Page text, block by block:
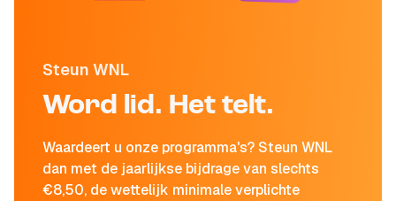
Steun WNL
Word lid. Het telt.
Waardeert u onze programma's? Steun WNL
dan met de jaarlijkse bijdrage van slechts
€8,50, de wettelijk minimale verplichte